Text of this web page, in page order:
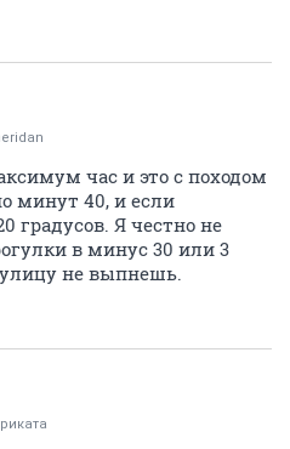
час и это с походом
минут 40, и если
градусов. Я честно не
в минус 30 или 3
не выпнешь.